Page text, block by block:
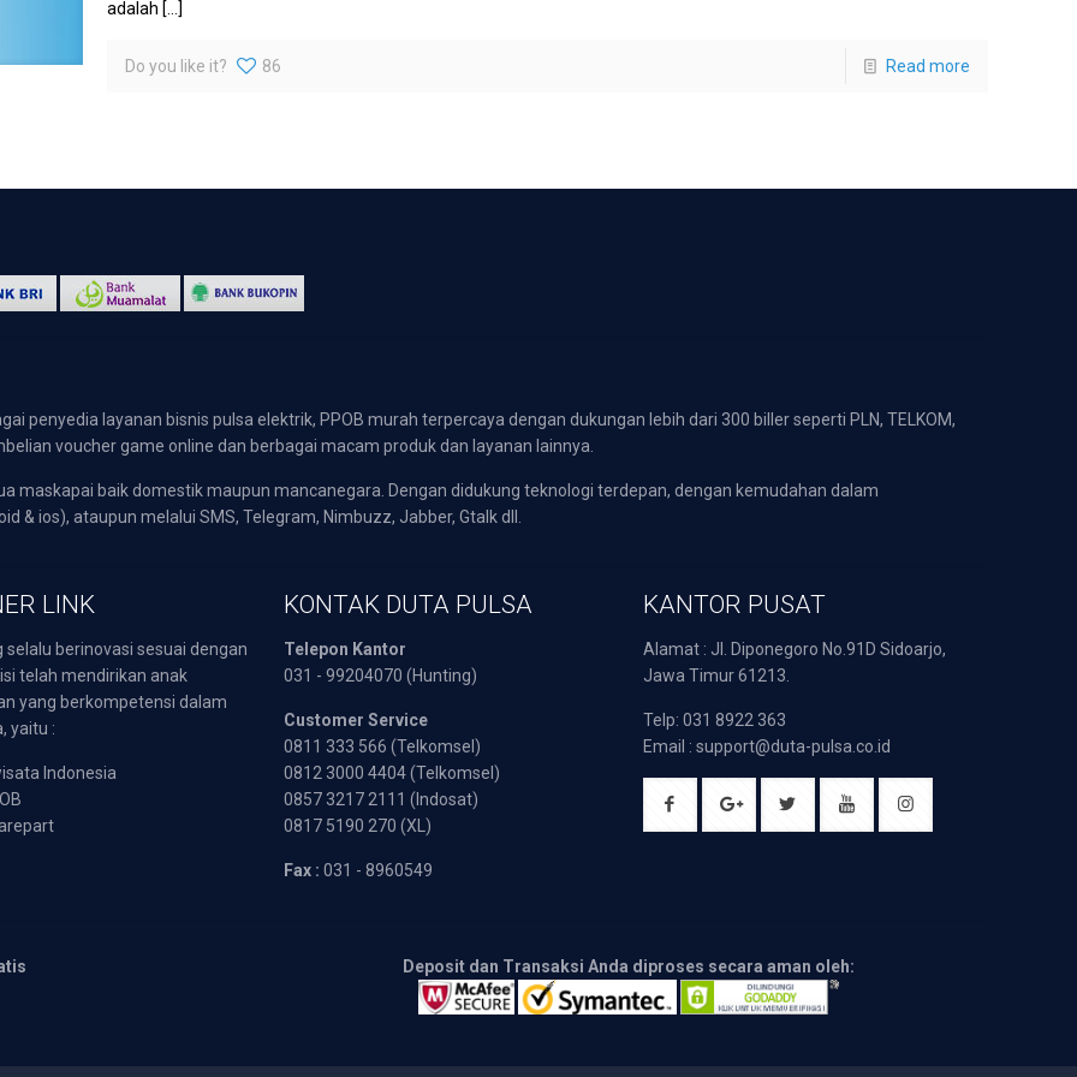
adalah […]
Do you like it? 86 Read more
penyedia layanan bisnis pulsa elektrik, PPOB murah terpercaya dengan dukungan lebih dari 300 biller seperti PLN, TELKOM,
voucher game online dan berbagai macam produk dan layanan lainnya.
maskapai baik domestik maupun mancanegara. Dengan didukung teknologi terdepan, dengan kemudahan dalam
& ios), ataupun melalui SMS, Telegram, Nimbuzz, Jabber, Gtalk dll.
LINK
selalu berinovasi sesuai dengan
telah mendirikan anak
yang berkompetensi dalam
yaitu :
Indonesia
KONTAK DUTA PULSA
Telepon Kantor
031 - 99204070 (Hunting)
Customer Service
0811 333 566 (Telkomsel)
0812 3000 4404 (Telkomsel)
0857 3217 2111 (Indosat)
0817 5190 270 (XL)
Fax : 031 - 8960549
KANTOR PUSAT
Alamat : Jl. Diponegoro No.91D Sidoarjo,
Jawa Timur 61213.
Telp: 031 8922 363
Email : support@duta-pulsa.co.id
Deposit dan Transaksi Anda diproses secara aman oleh: